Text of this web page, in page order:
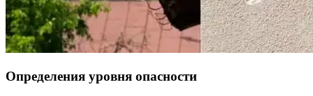
Определения уровня опасности